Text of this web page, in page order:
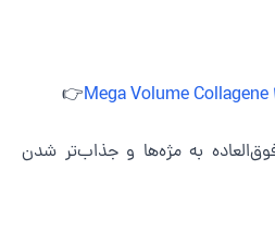
👉
به مژه‌ها و جذاب‌تر شدن